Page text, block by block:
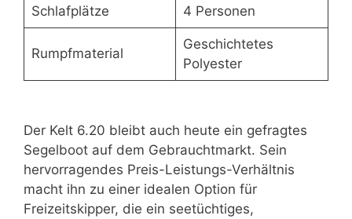
Schlafplätze 4 Personen
Rumpfmaterial
Geschichtetes
Polyester
Der Kelt 6.20 bleibt auch heute ein gefragtes
Segelboot auf dem Gebrauchtmarkt. Sein
hervorragendes Preis-Leistungs-Verhältnis
macht ihn zu einer idealen Option für
Freizeitskipper, die ein seetüchtiges,